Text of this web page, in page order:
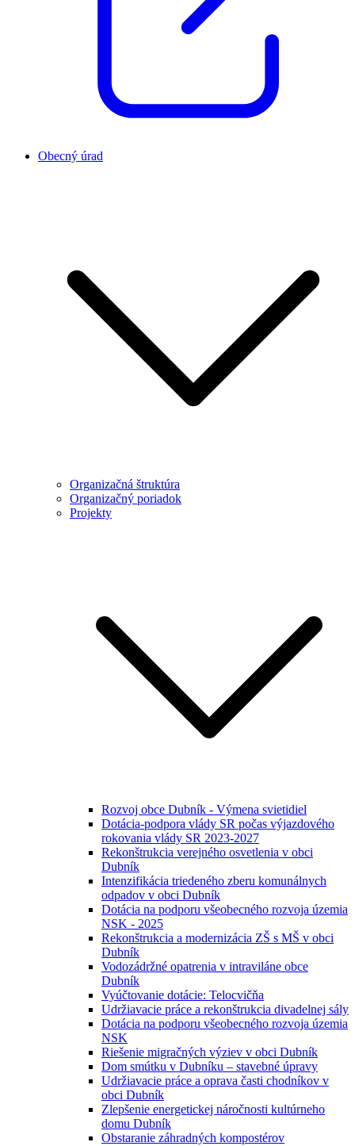
Obecný úrad
Organizačná štruktúra
Organizačný poriadok
Projekty
Rozvoj obce Dubník - Výmena svietidiel
Dotácia-podpora vlády SR počas výjazdového
rokovania vlády SR 2023-2027
Rekonštrukcia verejného osvetlenia v obci
Dubník
Intenzifikácia triedeného zberu komunálnych
odpadov v obci Dubník
Dotácia na podporu všeobecného rozvoja územia
NSK - 2025
Rekonštrukcia a modernizácia ZŠ s MŠ v obci
Dubník
Vodozádržné opatrenia v intraviláne obce
Dubník
Vyúčtovanie dotácie: Telocvičňa
Udržiavacie práce a rekonštrukcia divadelnej sály
Dotácia na podporu všeobecného rozvoja územia
NSK
Riešenie migračných výziev v obci Dubník
Dom smútku v Dubníku – stavebné úpravy
Udržiavacie práce a oprava časti chodníkov v
obci Dubník
Zlepšenie energetickej náročnosti kultúrneho
domu Dubník
Obstaranie záhradných kompostérov